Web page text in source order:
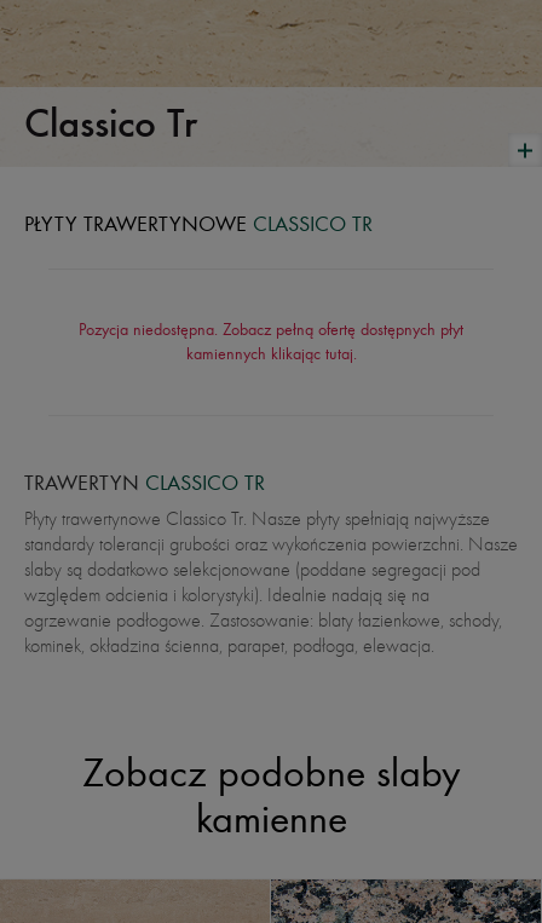
Classico Tr
PŁYTY TRAWERTYNOWE CLASSICO TR
Pozycja niedostępna. Zobacz pełną ofertę dostępnych płyt
kamiennych klikając tutaj.
TRAWERTYN CLASSICO TR
Płyty trawertynowe Classico Tr. Nasze płyty spełniają najwyższe
standardy tolerancji grubości oraz wykończenia powierzchni. Nasze
slaby są dodatkowo selekcjonowane (poddane segregacji pod
względem odcienia i kolorystyki). Idealnie nadają się na
ogrzewanie podłogowe. Zastosowanie: blaty łazienkowe, schody,
kominek, okładzina ścienna, parapet, podłoga, elewacja.
Zobacz podobne slaby
kamienne